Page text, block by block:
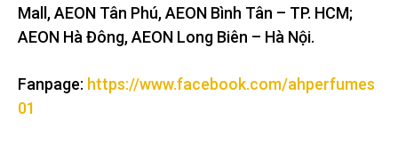
Mall, AEON Tân Phú, AEON Bình Tân – TP. HCM;
AEON Hà Đông, AEON Long Biên – Hà Nội.
Fanpage: https://www.facebook.com/ahperfumes
01